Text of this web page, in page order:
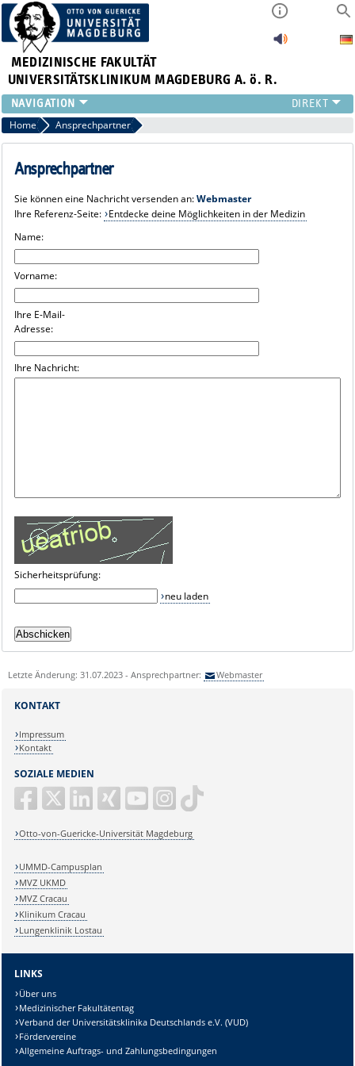
MEDIZINISCHE FAKULTÄT
UNIVERSITÄTSKLINIKUM MAGDEBURG A. ö. R.
INSTITUTE
KLINIKEN
ZENTRALE EINRICHTUNGEN
PRESSE
INTERNATIONAL
INTRANET
Home Ansprechpartner
Ansprechpartner
Sie können eine Nachricht versenden an:Webmaster
Ihre Referenz-Seite: Entdecke deine Möglichkeiten in der Medizin
Name:
Vorname:
Ihre E-Mail-
Adresse:
Ihre Nachricht:
Sicherheitsprüfung:
neu laden
Letzte Änderung: 31.07.2023 - Ansprechpartner: Webmaster
SOZIALE MEDIEN
Otto-von-Guericke-Universität Magdeburg
KONTAKT
Impressum
Kontakt
UMMD-Campusplan
MVZ UKMD
MVZ Cracau
Klinikum Cracau
Lungenklinik Lostau
LINKS
Über uns
Medizinischer Fakultätentag
Verband der Universitätsklinika Deutschlands e.V. (VUD)
Fördervereine
Allgemeine Auftrags- und Zahlungsbedingungen